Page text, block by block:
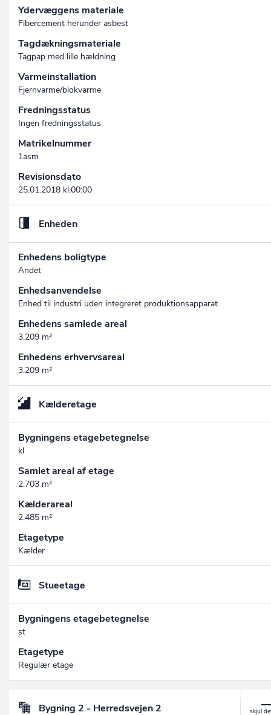
Ydervæggens materiale
Fibercement herunder asbest
Tagdækningsmateriale
Tagpap med lille hældning
Varmeinstallation
Fjernvarme/blokvarme
Fredningsstatus
Ingen fredningsstatus
Matrikelnummer
1asm
Revisionsdato
25.01.2018 kl.00:00
Enheden
Enhedens boligtype
Andet
Enhedsanvendelse
Enhed til industri uden integreret produktionsapparat
Enhedens samlede areal
3.209 m²
Enhedens erhvervsareal
3.209 m²
Kælderetage
Bygningens etagebetegnelse
kl
Samlet areal af etage
2.703 m²
Kælderareal
2.485 m²
Etagetype
Kælder
Stueetage
Bygningens etagebetegnelse
st
Etagetype
Regulær etage
Bygning 2 - Herredsvejen 2